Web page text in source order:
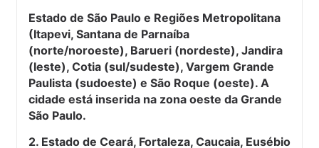
Estado de São Paulo e Regiões Metropolitana
(Itapevi, Santana de Parnaíba
(norte/noroeste), Barueri (nordeste), Jandira
(leste), Cotia (sul/sudeste), Vargem Grande
Paulista (sudoeste) e São Roque (oeste). A
cidade está inserida na zona oeste da Grande
São Paulo.
2. Estado de Ceará, Fortaleza, Caucaia, Eusébio